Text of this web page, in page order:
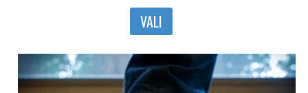
VALI
Sellel
mitu
varianti.